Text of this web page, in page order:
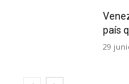
país
29